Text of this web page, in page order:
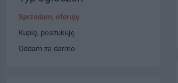
Sprzedam, oferuję
Kupię, poszukuję
Oddam za darmo